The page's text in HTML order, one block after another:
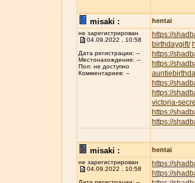
misaki : hentai
не зарегистрирован
04.09.2022 , 10:58
Дата регистрации: --
Местонахождение: --
Пол: не доступно
Комментариев: --
https://
birthdaygift/
https://
https://
https://
https://
victoria-
https://
https://
misaki : hentai
не зарегистрирован
04.09.2022 , 10:58
https://
https://